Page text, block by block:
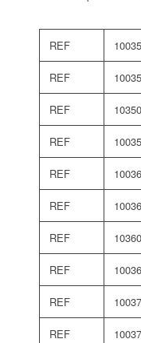
REF
REF
REF
REF
REF
REF
REF
REF
REF
REF